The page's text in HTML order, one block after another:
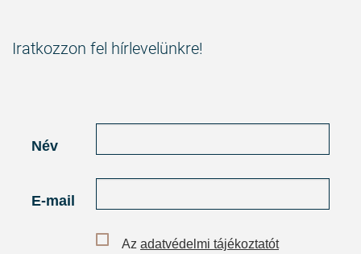
Iratkozzon fel hírlevelünkre!
Név
E-mail
Az adatvédelmi tájékoztatót